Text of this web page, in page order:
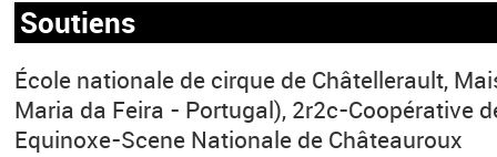
Soutiens
École nationale de cirque de Châtellerault,
Maria da Feira - Portugal), 2r2c-Coopérative
Equinoxe-Scene Nationale de Châteauroux